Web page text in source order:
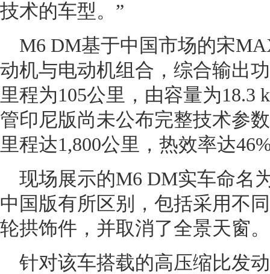
技术的车型。”
M6 DM基于中国市场的宋
动机与电动机组合，综合输出
里程为105公里，由容量为18.3
管印尼版尚未公布完整技术参
里程达1,800公里，热效率达
现场展示的M6 DM实车命名
中国版有所区别，包括采用不
轮拱饰件，并取消了全景天窗。
针对该车搭载的高压缩比发